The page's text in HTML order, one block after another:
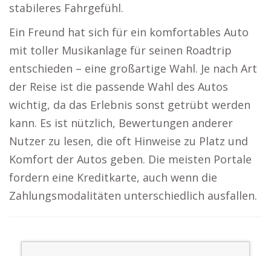
stabileres Fahrgefühl.
Ein Freund hat sich für ein komfortables Auto
mit toller Musikanlage für seinen Roadtrip
entschieden – eine großartige Wahl. Je nach Art
der Reise ist die passende Wahl des Autos
wichtig, da das Erlebnis sonst getrübt werden
kann. Es ist nützlich, Bewertungen anderer
Nutzer zu lesen, die oft Hinweise zu Platz und
Komfort der Autos geben. Die meisten Portale
fordern eine Kreditkarte, auch wenn die
Zahlungsmodalitäten unterschiedlich ausfallen.